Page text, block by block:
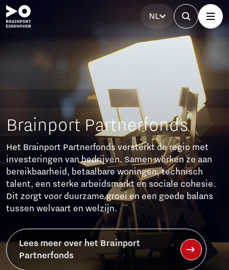
NL
Brainport Partnerfonds
Het Brainport Partnerfonds versterkt de regio met
investeringen van bedrijven. Samen werken ze aan
bereikbaarheid, betaalbare woningen, technisch
talent, een sterke arbeidsmarkt en sociale cohesie.
Dit zorgt voor duurzame groei en een goede balans
tussen welvaart en welzijn.
Lees meer over het Brainport
Partnerfonds